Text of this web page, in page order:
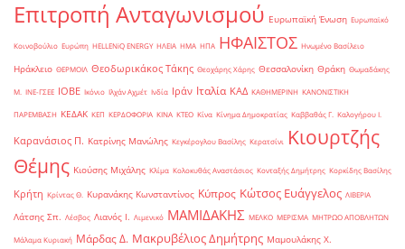
Επιτροπή Ανταγωνισμού Ευρωπαϊκή Ένωση Ευρωπαϊκό
Κοινοβούλιο Ευρώπη ΗELLENiQ ENERGY ΗΛΕΙΑ ΗΜΑ ΗΠΑ ΗΦΑΙΣΤΟΣ Ηνωμένο Βασίλειο
Ηράκλειο ΘΕΡΜΟΙΛ Θεοδωρικάκος Τάκης Θεοχάρης Χάρης Θεσσαλονίκη Θράκη Θωμαδάκης
Μ. ΙΝΕ-ΓΣΕΕ ΙΟΒΕ Ικόνιο Ιλχάν Αχμέτ Ινδία Ιράν Ιταλία ΚΑΔ ΚΑΘΗΜΕΡΙΝΗ ΚΑΝΟΝΙΣΤΙΚΗ
ΠΑΡΕΜΒΑΣΗ ΚΕΔΑΚ ΚΕΠ ΚΕΡΔΟΦΟΡΙΑ ΚΙΝΑ ΚΤΕΟ Κίνα Κίνημα Δημοκρατίας Καββαθάς Γ. Καλογήρου Ι.
Καρανάσιος Π. Κατρίνης Μανώλης Κεγκέρογλου Βασίλης Κερατσίνι
Κιουρτζής
Θέμης Κιούσης Μιχάλης Κλίμα Κολοκυθάς Αναστάσιος Κονταξής Δημήτρης Κορκίδης Βασίλης
Κρήτη Κρίντας Θ. Κυρανάκης Κωνσταντίνος Κύπρος Κώτσος Ευάγγελος ΛΙΒΕΡΙΑ
Λάτσης Σπ. Λέσβος Λιανός Ι. Λιμενικό ΜΑΜΙΔΑΚΗΣ ΜΕΛΚΟ ΜΕΡΙΣΜΑ ΜΗΤΡΩΟ ΑΠΟΒΛΗΤΩΝ
Μάλαμα Κυριακή Μάρδας Δ. Μακρυβέλιος Δημήτρης Μαμουλάκης Χ.